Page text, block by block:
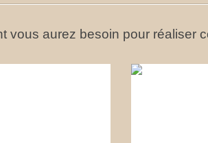
vous aurez besoin pour réaliser